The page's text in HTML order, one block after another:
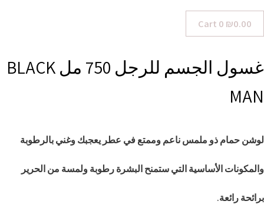
₪0.00
0
Cart
غسول الجسم للرجل 750 مل BLACK
MAN
لوشن حمام ذو ملمس ناعم وممتع في عطر يعجبك وغني بالرطوبة
والمكونات الأساسية التي ستمنح البشرة رطوبة ولمسة من الحرير
برائحة رائعة.